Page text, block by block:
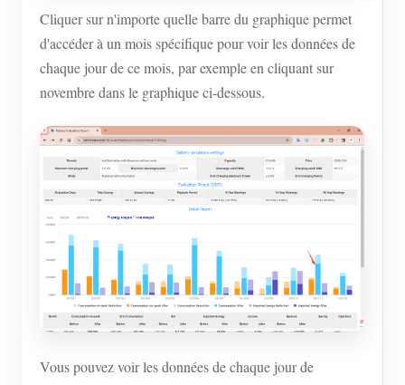
Cliquer sur n'importe quelle barre du graphique permet
d'accéder à un mois spécifique pour voir les données de
chaque jour de ce mois, par exemple en cliquant sur
novembre dans le graphique ci-dessous.
Vous pouvez voir les données de chaque jour de